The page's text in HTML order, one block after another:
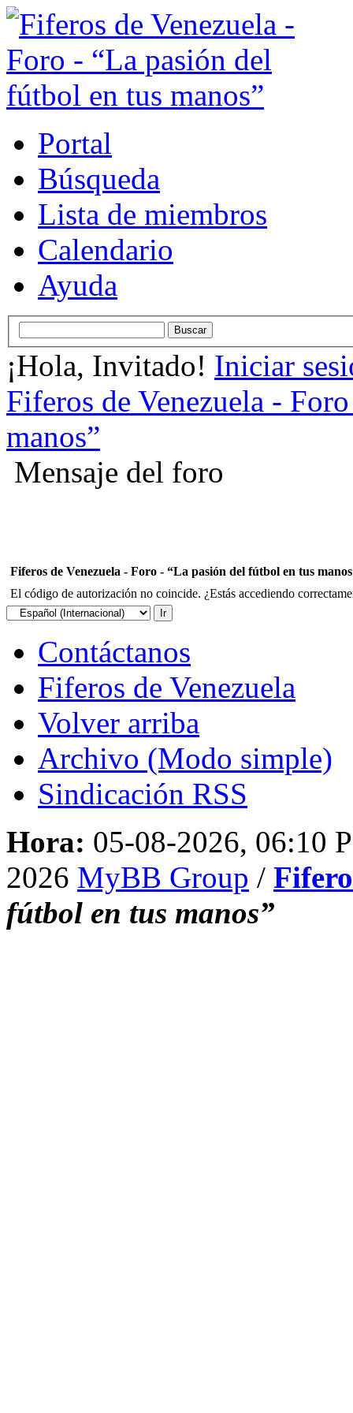
Portal
Búsqueda
Lista de miembros
Calendario
Ayuda
¡Hola, Invitado! Iniciar
Fiferos de Venezuela -
manos”
Mensaje del foro
Fiferos de Venezuela - Foro - “La pasión del fútbol en tus
El código de autorización no coincide. ¿Estás accediendo
Contáctanos
Fiferos de Venezuela
Volver arriba
Archivo (Modo simple)
Sindicación RSS
Hora: 05-08-2026, 06:10
2026 MyBB Group /
fútbol en tus manos”